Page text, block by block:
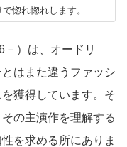
惚れ惚れします。
－）は、オードリ
はまた違うファッシ
獲得しています。そ
の主演作を理解する
を求める所にありま